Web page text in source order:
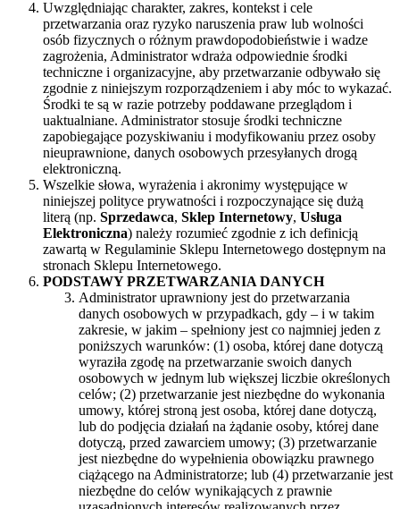
Uwzględniając charakter, zakres, kontekst i cele
przetwarzania oraz ryzyko naruszenia praw lub wolności
osób fizycznych o różnym prawdopodobieństwie i wadze
zagrożenia, Administrator wdraża odpowiednie środki
techniczne i organizacyjne, aby przetwarzanie odbywało się
zgodnie z niniejszym rozporządzeniem i aby móc to wykazać.
Środki te są w razie potrzeby poddawane przeglądom i
uaktualniane. Administrator stosuje środki techniczne
zapobiegające pozyskiwaniu i modyfikowaniu przez osoby
nieuprawnione, danych osobowych przesyłanych drogą
elektroniczną.
Wszelkie słowa, wyrażenia i akronimy występujące w
niniejszej polityce prywatności i rozpoczynające się dużą
literą (np. Sprzedawca, Sklep Internetowy, Usługa
Elektroniczna) należy rozumieć zgodnie z ich definicją
zawartą w Regulaminie Sklepu Internetowego dostępnym na
stronach Sklepu Internetowego.
PODSTAWY PRZETWARZANIA DANYCH
Administrator uprawniony jest do przetwarzania
danych osobowych w przypadkach, gdy – i w takim
zakresie, w jakim – spełniony jest co najmniej jeden z
poniższych warunków: (1) osoba, której dane dotyczą
wyraziła zgodę na przetwarzanie swoich danych
osobowych w jednym lub większej liczbie określonych
celów; (2) przetwarzanie jest niezbędne do wykonania
umowy, której stroną jest osoba, której dane dotyczą,
lub do podjęcia działań na żądanie osoby, której dane
dotyczą, przed zawarciem umowy; (3) przetwarzanie
jest niezbędne do wypełnienia obowiązku prawnego
ciążącego na Administratorze; lub (4) przetwarzanie jest
niezbędne do celów wynikających z prawnie